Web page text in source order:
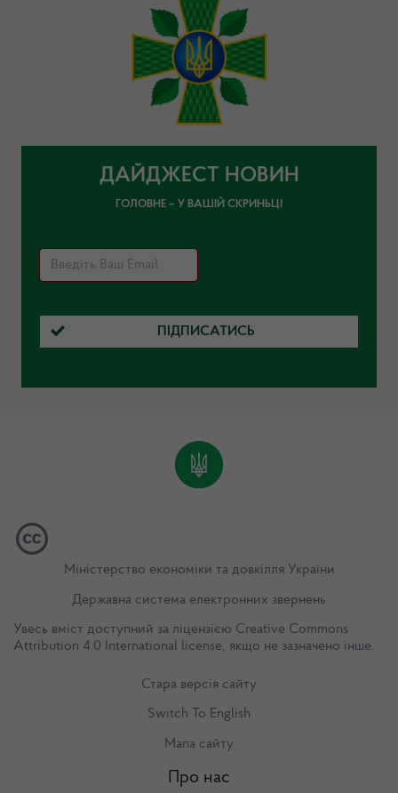
ДАЙДЖЕСТ НОВИН
ГОЛОВНЕ – У ВАШІЙ СКРИНЬЦІ
ПІДПИСАТИСЬ
Міністерство економіки та довкілля України
Державна система електронних звернень
Увесь вміст доступний за ліцензією Creative Commons
Attribution 4.0 International license, якщо не зазначено інше.
Стара версія сайту
Switch To English
Мапа сайту
Про нас